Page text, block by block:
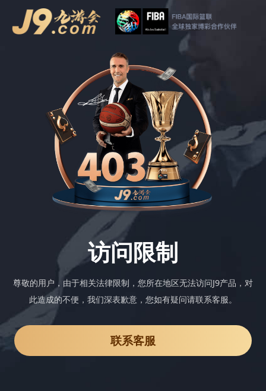
访问限制
尊敬的用户，由于相关法律限制，您所在地区无法访问J9产品，对
此造成的不便，我们深表歉意，您如有疑问请联系客服。
联系客服